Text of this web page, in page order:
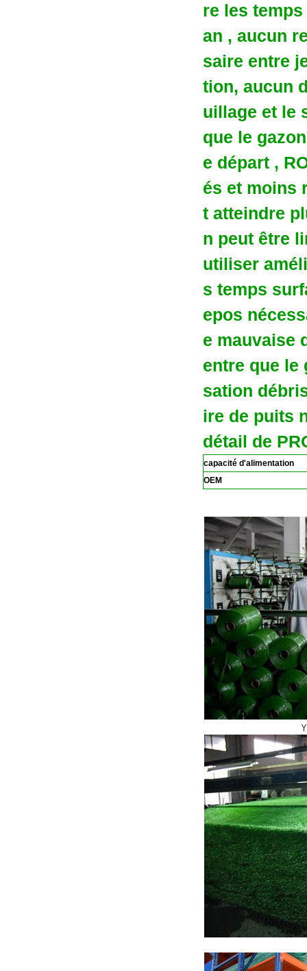
re les
an , aucun
saire entre
tion, aucun
uillage et le
que le
e départ ,
és et moins
t atteindre
n peut être
utiliser
s temps
epos
e mauvaise
entre que le
sation
ire de puits
détail de
capacité d'alimentation
OEM